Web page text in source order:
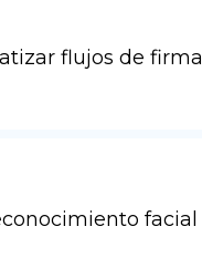
flujos de firma
facial